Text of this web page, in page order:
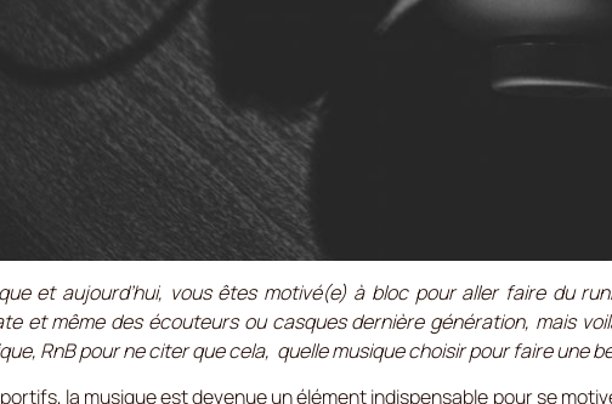
et aujourd’hui, vous êtes motivé(e) à bloc pour aller faire du
et même des écouteurs ou casques dernière génération, mais
RnB pour ne citer que cela, quelle musique choisir pour faire une
la musique est devenue un élément indispensable pour se